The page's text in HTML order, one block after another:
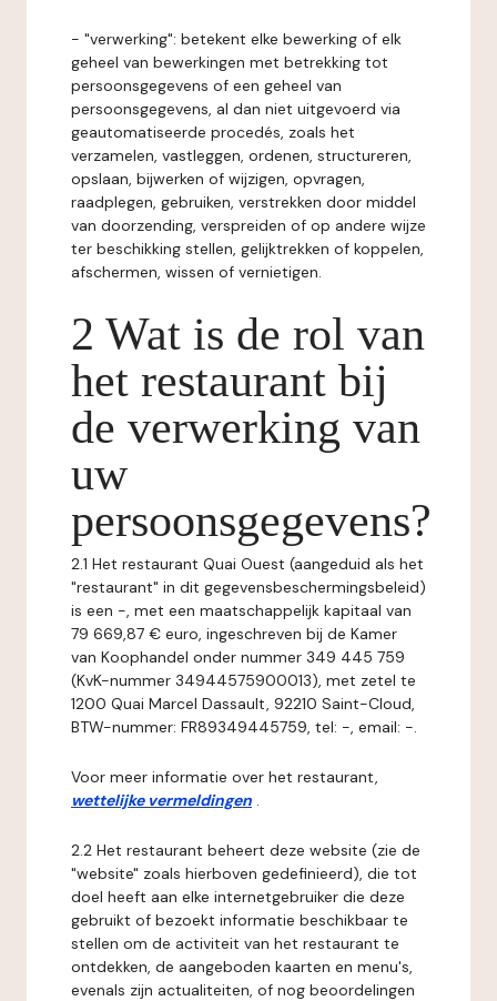
- "verwerking": betekent elke bewerking of elk
geheel van bewerkingen met betrekking tot
persoonsgegevens of een geheel van
persoonsgegevens, al dan niet uitgevoerd via
geautomatiseerde procedés, zoals het
verzamelen, vastleggen, ordenen, structureren,
opslaan, bijwerken of wijzigen, opvragen,
raadplegen, gebruiken, verstrekken door middel
van doorzending, verspreiden of op andere wijze
ter beschikking stellen, gelijktrekken of koppelen,
afschermen, wissen of vernietigen.
2 Wat is de rol van
het restaurant bij
de verwerking van
uw
persoonsgegevens?
2.1 Het restaurant Quai Ouest (aangeduid als het
"restaurant" in dit gegevensbeschermingsbeleid)
is een -, met een maatschappelijk kapitaal van
79 669,87 € euro, ingeschreven bij de Kamer
van Koophandel onder nummer 349 445 759
(KvK-nummer 34944575900013), met zetel te
1200 Quai Marcel Dassault, 92210 Saint-Cloud,
BTW-nummer: FR89349445759, tel: -, email: -.
Voor meer informatie over het restaurant,
wettelijke vermeldingen .
2.2 Het restaurant beheert deze website (zie de
"website" zoals hierboven gedefinieerd), die tot
doel heeft aan elke internetgebruiker die deze
gebruikt of bezoekt informatie beschikbaar te
stellen om de activiteit van het restaurant te
ontdekken, de aangeboden kaarten en menu's,
evenals zijn actualiteiten, of nog beoordelingen